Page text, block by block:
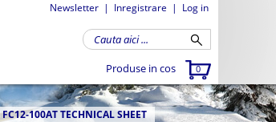
Newsletter | Inregistrare | Log in
Produse in cos 0
100AT TECHNICAL SHEET